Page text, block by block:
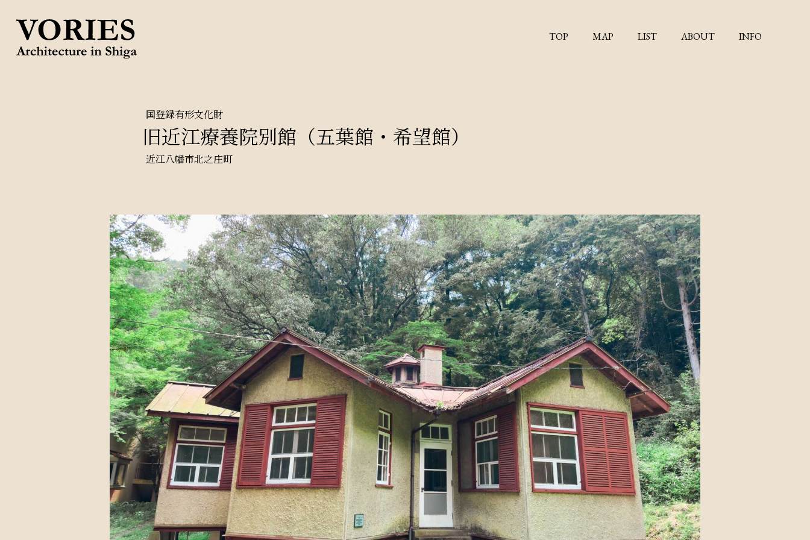
TOP MAP LIST ABOUT INFO
国登録有形文化財
旧近江療養院別館（五葉館・希望館）
近江八幡市北之庄町